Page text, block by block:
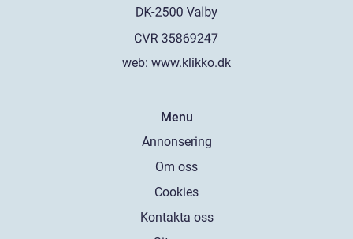
web: www.klikko.dk
Menu
Annonsering
Om oss
Cookies
Kontakta oss